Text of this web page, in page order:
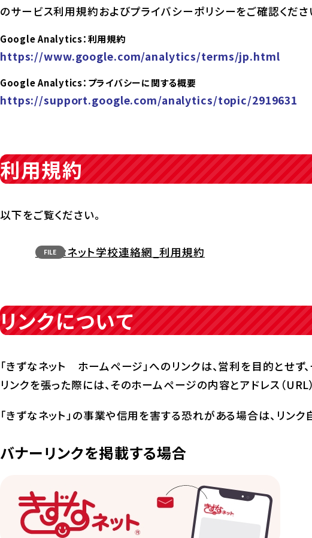
のサービス利用規約およびプライバシーポリシーをご確認くださ
Google Analytics：利用規約
https://www.google.com/analytics/terms/jp.html
Google Analytics：プライバシーに関する概要
https://support.google.com/analytics/topic/2919631
利用規約
以下をご覧ください。
きずなネット学校連絡網_利用規約
リンクについて
「きずなネット ホームページ」へのリンクは、営利を目的とせず
リンクを張った際には、そのホームページの内容とアドレス（
「きずなネット」の事業や信用を害する恐れがある場合は、リンク
バナーリンクを掲載する場合